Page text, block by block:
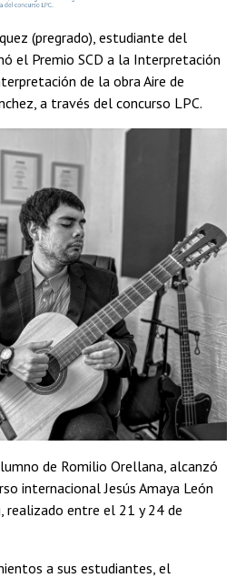
(pregrado), estudiante del
el Premio SCD a la Interpretación
de la obra Aire de
a través del concurso LPC.
de Romilio Orellana, alcanzó
internacional Jesús Amaya León
realizado entre el 21 y 24 de
a sus estudiantes, el